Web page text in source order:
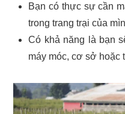
Bạn có thực sự cần
trong trang trại của
Có khả năng là bạn
máy móc, cơ sở hoặc